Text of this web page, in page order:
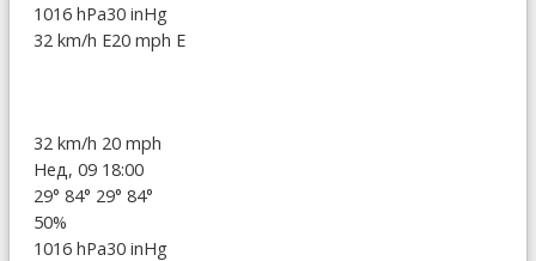
1016 hPa30 inHg
32 km/h E20 mph E
32 km/h 20 mph
Нед, 09 18:00
29° 84° 29° 84°
50%
1016 hPa30 inHg